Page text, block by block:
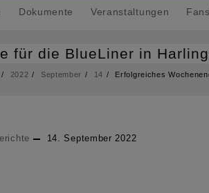
Dokumente Veranstaltungen
für die BlueLiner in
2022 September 14 Erfolgreiches
14. September 2022